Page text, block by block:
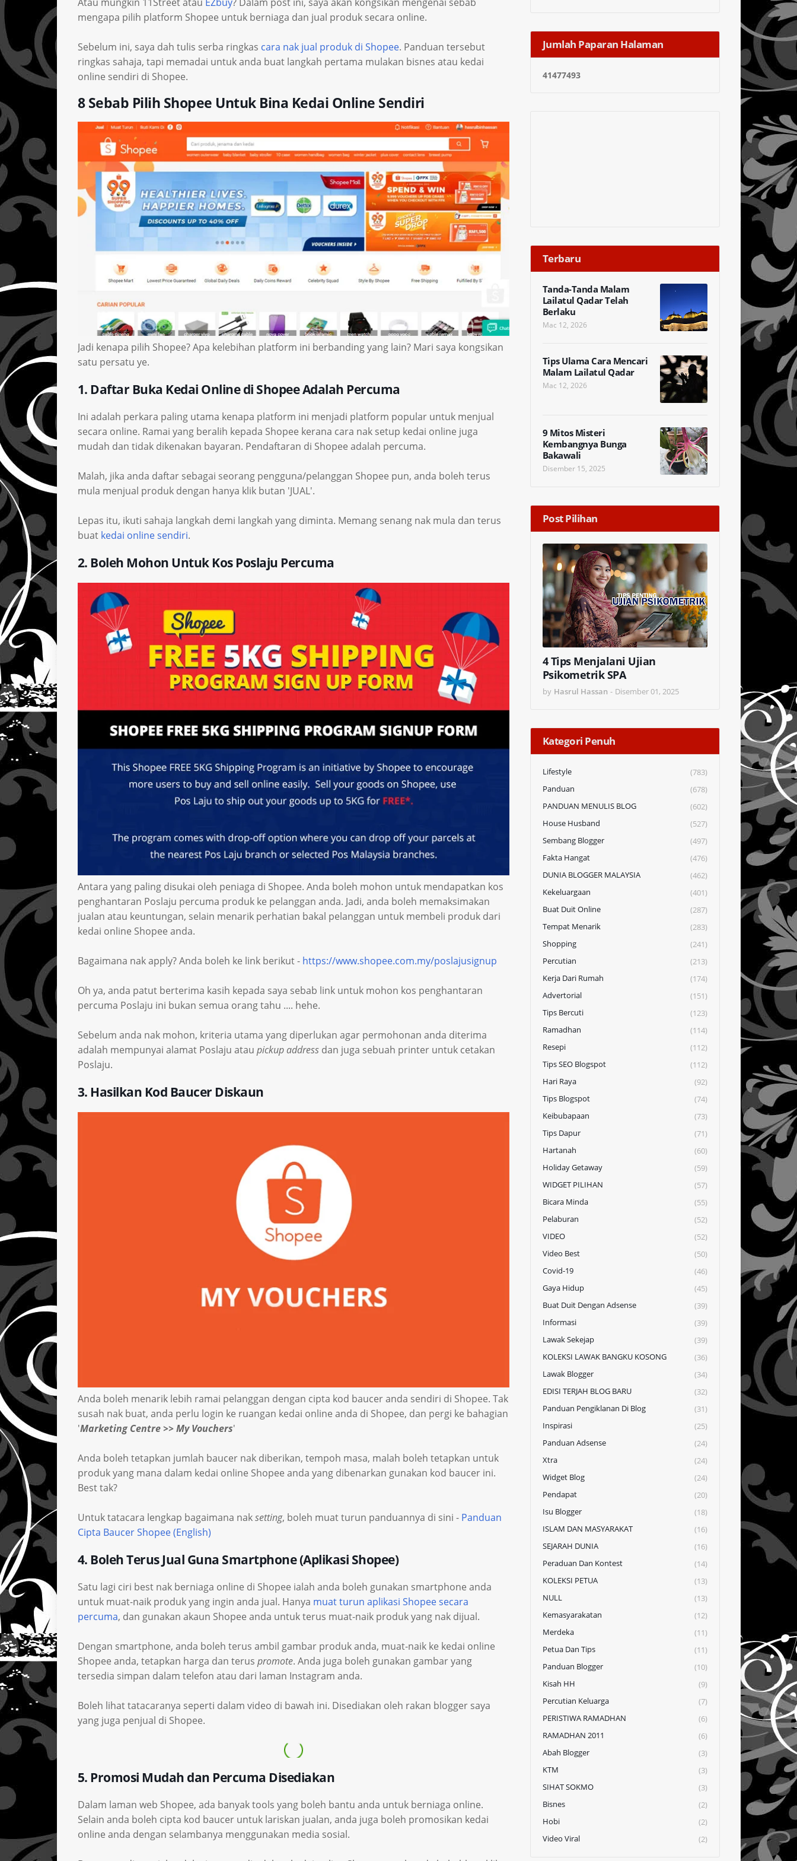
mengapa pilih platform Shopee untuk berniaga dan jual produk secara online.
Sebelum ini, saya dah tulis serba ringkas cara nak jual produk di Shopee. Panduan tersebut
ringkas sahaja, tapi memadai untuk anda buat langkah pertama mulakan bisnes atau kedai
online sendiri di Shopee.
8 Sebab Pilih Shopee Untuk Bina Kedai Online Sendiri
Jadi kenapa pilih Shopee? Apa kelebihan platform ini berbanding yang lain? Mari saya kongsikan
satu persatu ye.
1. Daftar Buka Kedai Online di Shopee Adalah Percuma
Ini adalah perkara paling utama kenapa platform ini menjadi platform popular untuk menjual
secara online. Ramai yang beralih kepada Shopee kerana cara nak setup kedai online juga
mudah dan tidak dikenakan bayaran. Pendaftaran di Shopee adalah percuma.
Malah, jika anda daftar sebagai seorang pengguna/pelanggan Shopee pun, anda boleh terus
mula menjual produk dengan hanya klik butan 'JUAL'.
Lepas itu, ikuti sahaja langkah demi langkah yang diminta. Memang senang nak mula dan terus
buat kedai online sendiri.
2. Boleh Mohon Untuk Kos Poslaju Percuma
Antara yang paling disukai oleh peniaga di Shopee. Anda boleh mohon untuk mendapatkan kos
penghantaran Poslaju percuma produk ke pelanggan anda. Jadi, anda boleh memaksimakan
jualan atau keuntungan, selain menarik perhatian bakal pelanggan untuk membeli produk dari
kedai online Shopee anda.
Bagaimana nak apply? Anda boleh ke link berikut - https://www.shopee.com.my/poslajusignup
Oh ya, anda patut berterima kasih kepada saya sebab link untuk mohon kos penghantaran
percuma Poslaju ini bukan semua orang tahu .... hehe.
Sebelum anda nak mohon, kriteria utama yang diperlukan agar permohonan anda diterima
adalah mempunyai alamat Poslaju atau pickup addressdan juga sebuah printer untuk cetakan
Poslaju.
3. Hasilkan Kod Baucer Diskaun
Anda boleh menarik lebih ramai pelanggan dengan cipta kod baucer anda sendiri di Shopee. Tak
susah nak buat, anda perlu login ke ruangan kedai online anda di Shopee, dan pergi ke bahagian
'Marketing Centre >> My Vouchers'
Anda boleh tetapkan jumlah baucer nak diberikan, tempoh masa, malah boleh tetapkan untuk
produk yang mana dalam kedai online Shopee anda yang dibenarkan gunakan kod baucer ini.
Best tak?
Untuk tatacara lengkap bagaimana naksetting, boleh muat turun panduannya di sini - Panduan
Cipta Baucer Shopee (English)
4. Boleh Terus Jual Guna Smartphone (Aplikasi Shopee)
Satu lagi ciri best nak berniaga online di Shopee ialah anda boleh gunakan smartphone anda
untuk muat-naik produk yang ingin anda jual. Hanya muat turun aplikasi Shopee secara
percuma, dan gunakan akaun Shopee anda untuk terus muat-naik produk yang nak dijual.
Dengan smartphone, anda boleh terus ambil gambar produk anda, muat-naik ke kedai online
Shopee anda, tetapkan harga dan terus promote. Anda juga boleh gunakan gambar yang
tersedia simpan dalam telefon atau dari laman Instagram anda.
Boleh lihat tatacaranya seperti dalam video di bawah ini. Disediakan oleh rakan blogger saya
yang juga penjual di Shopee.
5. Promosi Mudah dan Percuma Disediakan
Dalam laman web Shopee, ada banyak tools yang boleh bantu anda untuk berniaga online.
Selain anda boleh cipta kod baucer untuk lariskan jualan, anda juga boleh promosikan kedai
online anda dengan selambanya menggunakan media sosial.
Jumlah Paparan Halaman
41477493
Terbaru
Tanda-Tanda Malam
Lailatul Qadar Telah
Berlaku
Mac 12, 2026
Tips Ulama Cara Mencari
Malam Lailatul Qadar
Mac 12, 2026
9 Mitos Misteri
Kembangnya Bunga
Bakawali
Disember 15, 2025
Post Pilihan
4 Tips Menjalani Ujian
Psikometrik SPA
by Hasrul Hassan - Disember 01, 2025
Kategori Penuh
Lifestyle
(783)
Panduan
(678)
PANDUAN MENULIS BLOG
(602)
House Husband
(527)
Sembang Blogger
(497)
Fakta Hangat
(476)
DUNIA BLOGGER MALAYSIA
(462)
Kekeluargaan
(401)
Buat Duit Online
(287)
Tempat Menarik
(283)
Shopping
(241)
Percutian
(213)
Kerja Dari Rumah
(174)
Advertorial
(151)
Tips Bercuti
(123)
Ramadhan
(114)
Resepi
(112)
Tips SEO Blogspot
(112)
Hari Raya
(92)
Tips Blogspot
(74)
Keibubapaan
(73)
Tips Dapur
(71)
Hartanah
(60)
Holiday Getaway
(59)
WIDGET PILIHAN
(57)
Bicara Minda
(55)
Pelaburan
(52)
VIDEO
(52)
Video Best
(50)
Covid-19
(46)
Gaya Hidup
(45)
Buat Duit Dengan Adsense
(39)
Informasi
(39)
Lawak Sekejap
(39)
KOLEKSI LAWAK BANGKU KOSONG
(36)
Lawak Blogger
(34)
EDISI TERJAH BLOG BARU
(32)
Panduan Pengiklanan Di Blog
(31)
Inspirasi
(25)
Panduan Adsense
(24)
Xtra
(24)
Widget Blog
(24)
Pendapat
(20)
Isu Blogger
(18)
ISLAM DAN MASYARAKAT
(16)
SEJARAH DUNIA
(16)
Peraduan Dan Kontest
(14)
KOLEKSI PETUA
(13)
NULL
(13)
Kemasyarakatan
(12)
Merdeka
(11)
Petua Dan Tips
(11)
Panduan Blogger
(10)
Kisah HH
(9)
Percutian Keluarga
(7)
PERISTIWA RAMADHAN
(6)
RAMADHAN 2011
(6)
Abah Blogger
(3)
KTM
(3)
SIHAT SOKMO
(3)
Bisnes
(2)
Hobi
(2)
Video Viral
(2)